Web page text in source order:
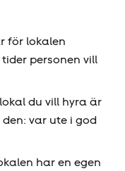
för lokalen
personen vill
du vill hyra är
var ute i god
har en egen